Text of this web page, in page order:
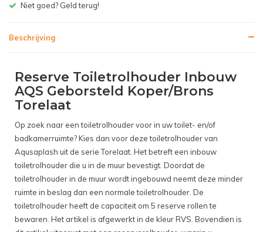
Beschrijving
Reserve Toiletrolhouder Inbouw
AQS Geborsteld Koper/Brons
Torelaat
Op zoek naar een toiletrolhouder voor in uw toilet- en/of
badkamerruimte? Kies dan voor deze toiletrolhouder van
Aqusaplash uit de serie Torelaat. Het betreft een inbouw
toiletrolhouder die u in de muur bevestigt. Doordat de
toiletrolhouder in de muur wordt ingebouwd neemt deze minder
ruimte in beslag dan een normale toiletrolhouder. De
toiletrolhouder heeft de capaciteit om 5 reserve rollen te
bewaren. Het artikel is afgewerkt in de kleur RVS. Bovendien is